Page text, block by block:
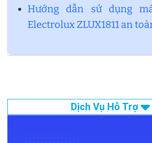
Hướng dẫn sử dụng
Electrolux ZLUX1811 an
Dịch Vụ Hỗ Trợ